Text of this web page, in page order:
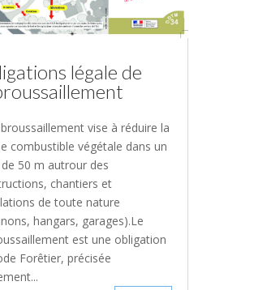
légale de
vise à réduire la
combustible végétale dans un
50 m autrour des
chantiers et
de toute nature
hangars, garages).Le
est une obligation
Forêtier, précisée